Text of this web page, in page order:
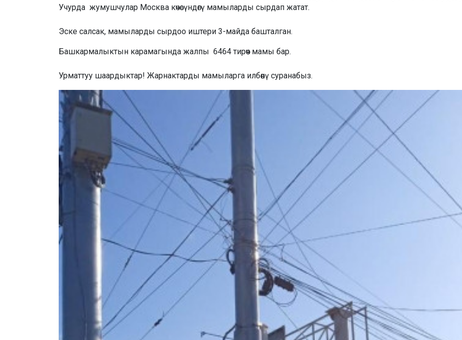
Учурда жумушчулар Москва көчөсүндөгү мамыларды сырдап жатат.
Эске салсак, мамыларды сырдоо иштери 3-майда башталган.
Башкармалыктын карамагында жалпы 6464 тирөөч мамы бар.
Урматтуу шаардыктар! Жарнактарды мамыларга илбөөнү суранабыз.